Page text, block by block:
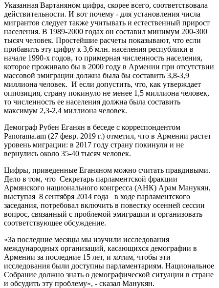
Указанная Вартаняном цифра, скорее всего, соответствовала
действительности. И вот почему - для установления числа
мигрантов следует также учитывать и естественный прирост
населения. В 1989-2000 годах он составил минимум 200-300
тысяч человек. Простейшие расчеты показывают, что если
прибавить эту цифру к 3,6 млн. населения республики в
начале 1990-х годов, то примерная численность населения,
которое проживало бы в 2000 году в Армении при отсутствии
массовой эмиграции должна была бы составить 3,8-3,9
миллиона человек. И если допустить, что, как утверждает
оппозиция, страну покинуло не менее 1,5 миллиона человек,
то численность ее населения должна была составить
максимум 2,3-2,4 миллиона человек.
Демограф Рубен Еганян в беседе с корреспондентом
Panorama.am (27 февр. 2019 г.) отметил, что в Армении растет
уровень миграции: в 2017 году страну покинули и не
вернулись около 35-40 тысяч человек.
Цифры, приведенные Еганяном можно считать правдивыми.
Дело в том, что Секретарь парламентской фракции
Армянского национального конгресса (АНК) Арам Манукян,
выступая 8 сентября 2014 года в ходе парламентского
заседания, потребовал включить в повестку осенней сессии
вопрос, связанный с проблемой эмиграции и организовать
соответствующее обсуждение.
«За последние месяцы мы изучили исследования
международных организаций, касающихся демографии в
Армении за последние 15 лет, и хотим, чтобы эти
исследования были доступны парламентариям. Национальное
Собрание должно знать о демографической ситуации в стране
и обсудить эту проблему», - сказал Манукян.